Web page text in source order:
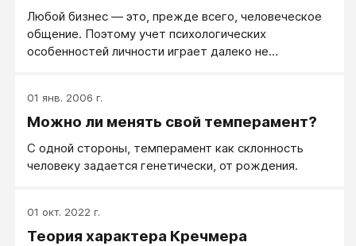
Любой бизнес — это, прежде всего, человеческое
общение. Поэтому учет психологических
особенностей личности играет далеко не
темперамента человека — важное качество
бизнесмена еще на этапе формирования своей
01 янв. 2006 г.
Можно ли менять свой темперамент?
С одной стороны, темперамент как склонность
человеку задается генетически, от рождения.
01 окт. 2022 г.
Теория характера Кречмера